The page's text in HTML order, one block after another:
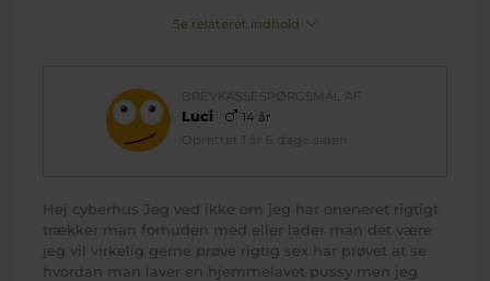
Se relateret indhold
BREVKASSESPØRGSMÅL AF
Luci
14 år
Oprettet 1 år 6 dage siden
Hej cyberhus Jeg ved ikke om jeg har oneneret rigtigt
trækker man forhuden med eller lader man det være
jeg vil virkelig gerne prøve rigtig sex har prøvet at se
hvordan man laver en hjemmelavet pussy men jeg